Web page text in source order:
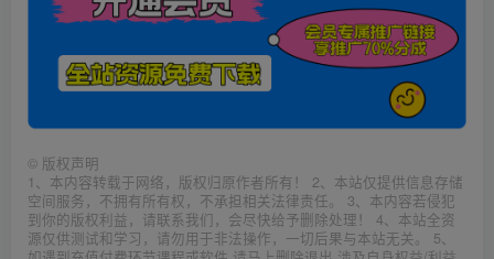
© 版权声明
1、本内容转载于网络，版权归原作者所有！ 2、本站仅提供信息存储
空间服务，不拥有所有权，不承担相关法律责任。 3、本内容若侵犯
到你的版权利益，请联系我们，会尽快给予删除处理！ 4、本站全资
源仅供测试和学习，请勿用于非法操作，一切后果与本站无关。 5、